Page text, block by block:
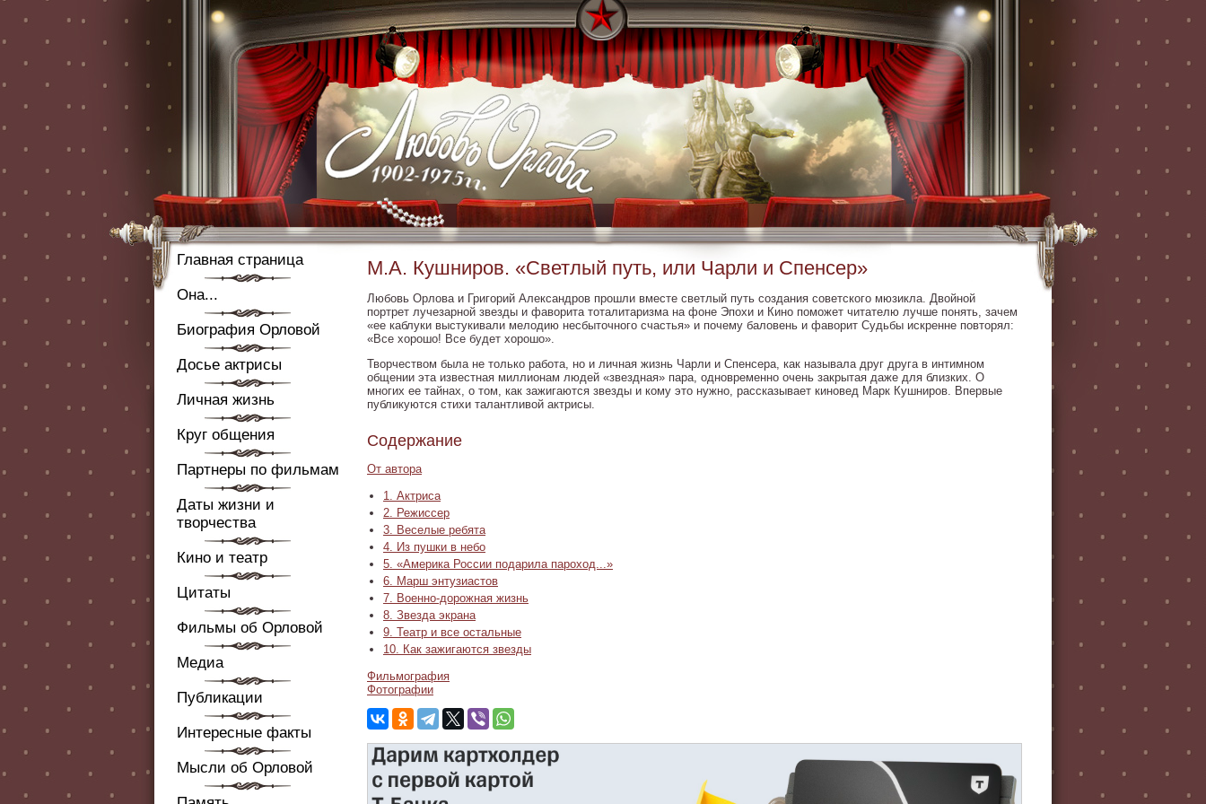
Главная страница
Она...
Биография Орловой
Досье актрисы
Личная жизнь
Круг общения
Партнеры по фильмам
Даты жизни и
творчества
Кино и театр
Цитаты
Фильмы об Орловой
Медиа
Публикации
Интересные факты
Мысли об Орловой
М.А. Кушниров. «Светлый путь, или Чарли и Спенсер»
Любовь Орлова и Григорий Александров прошли вместе светлый путь создания советского мюзикла. Двойной
портрет лучезарной звезды и фаворита тоталитаризма на фоне Эпохи и Кино поможет читателю лучше понять, зачем
«ее каблуки выстукивали мелодию несбыточного счастья» и почему баловень и фаворит Судьбы искренне повторял:
«Все хорошо! Все будет хорошо».
Творчеством была не только работа, но и личная жизнь Чарли и Спенсера, как называла друг друга в интимном
общении эта известная миллионам людей «звездная» пара, одновременно очень закрытая даже для близких. О
многих ее тайнах, о том, как зажигаются звезды и кому это нужно, рассказывает киновед Марк Кушниров. Впервые
публикуются стихи талантливой актрисы.
Содержание
От автора
1. Актриса
2. Режиссер
3. Веселые ребята
4. Из пушки в небо
5. «Америка России подарила пароход...»
6. Марш энтузиастов
7. Военно-дорожная жизнь
8. Звезда экрана
9. Театр и все остальные
10. Как зажигаются звезды
Фильмография
Фотографии